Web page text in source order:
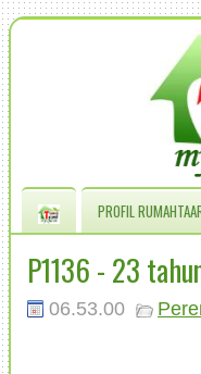
PROFIL
P1136 - 23
06.53.00